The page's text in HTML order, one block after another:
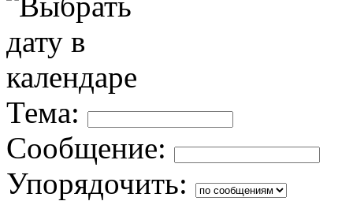
Тема:
Сообщение:
Упорядочить: